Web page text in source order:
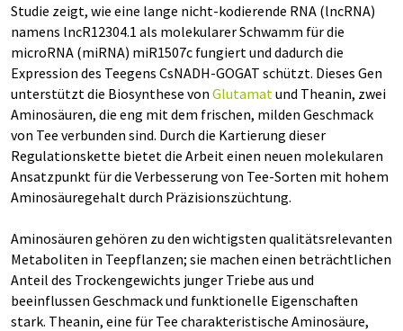
Studie zeigt, wie eine lange nicht-kodierende RNA (lncRNA)
namens lncR12304.1 als molekularer Schwamm für die
microRNA (miRNA) miR1507c fungiert und dadurch die
Expression des Teegens CsNADH-GOGAT schützt. Dieses Gen
unterstützt die Biosynthese von Glutamatund Theanin, zwei
Aminosäuren, die eng mit dem frischen, milden Geschmack
von Tee verbunden sind. Durch die Kartierung dieser
Regulationskette bietet die Arbeit einen neuen molekularen
Ansatzpunkt für die Verbesserung von Tee-Sorten mit hohem
Aminosäuregehalt durch Präzisionszüchtung.
Aminosäuren gehören zu den wichtigsten qualitätsrelevanten
Metaboliten in Teepflanzen; sie machen einen beträchtlichen
Anteil des Trockengewichts junger Triebe aus und
beeinflussen Geschmack und funktionelle Eigenschaften
stark. Theanin, eine für Tee charakteristische Aminosäure,